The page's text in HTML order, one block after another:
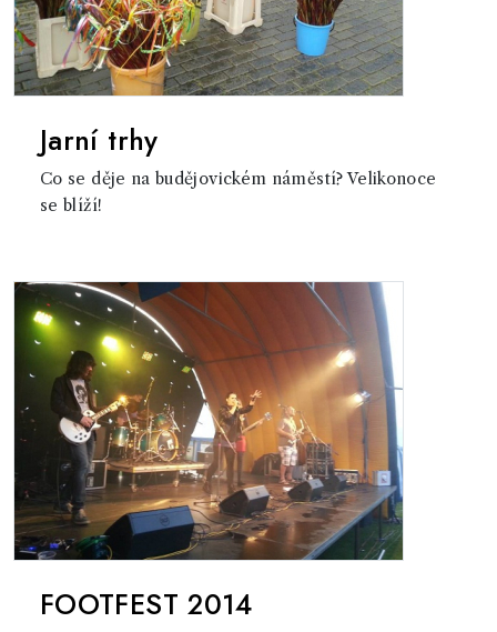
Jarní trhy
Co se děje na budějovickém náměstí? Velikonoce
se blíží!
FOOTFEST 2014